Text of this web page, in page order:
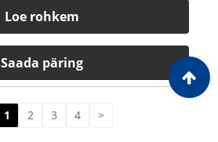
Loe rohkem
Saada päring
1 2 3 4 >